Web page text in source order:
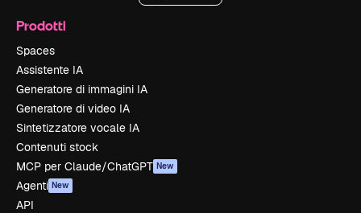
Prodotti
Spaces
Assistente IA
Generatore di immagini IA
Generatore di video IA
Sintetizzatore vocale IA
Contenuti stock
MCP per Claude/ChatGPT New
Agenti New
API